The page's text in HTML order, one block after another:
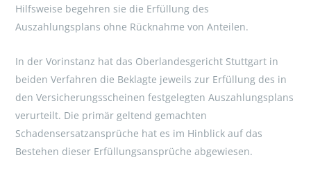
Hilfsweise begehren sie die Erfüllung des
Auszahlungsplans ohne Rücknahme von Anteilen.
In der Vorinstanz hat das Oberlandesgericht Stuttgart in
beiden Verfahren die Beklagte jeweils zur Erfüllung des in
den Versicherungsscheinen festgelegten Auszahlungsplans
verurteilt. Die primär geltend gemachten
Schadensersatzansprüche hat es im Hinblick auf das
Bestehen dieser Erfüllungsansprüche abgewiesen.